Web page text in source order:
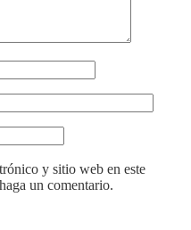
y sitio web en este
un comentario.